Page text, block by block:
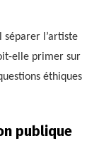
l’artiste
elle primer sur
éthiques
publique